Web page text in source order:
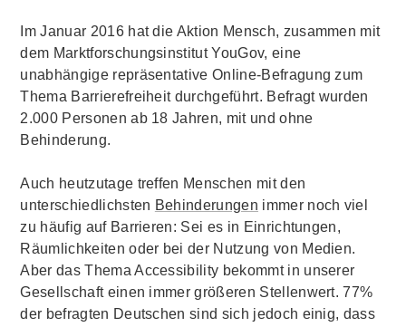
Im Januar 2016 hat die Aktion Mensch, zusammen mit
dem Marktforschungsinstitut YouGov, eine
unabhängige repräsentative Online-Befragung zum
Thema Barrierefreiheit durchgeführt. Befragt wurden
2.000 Personen ab 18 Jahren, mit und ohne
Behinderung.
Auch heutzutage treffen Menschen mit den
unterschiedlichsten Behinderungen immer noch viel
zu häufig auf Barrieren: Sei es in Einrichtungen,
Räumlichkeiten oder bei der Nutzung von Medien.
Aber das Thema Accessibility bekommt in unserer
Gesellschaft einen immer größeren Stellenwert. 77%
der befragten Deutschen sind sich jedoch einig, dass